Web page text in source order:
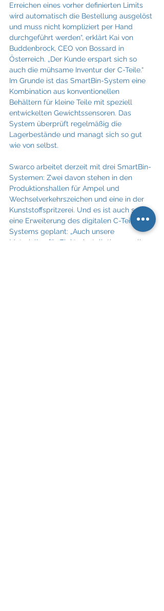
Erreichen eines vorher definierten Limits
wird automatisch die Bestellung ausgelöst
und muss nicht kompliziert per Hand
durchgeführt werden“, erklärt Kai von
Buddenbrock, CEO von Bossard in
Österreich. „Der Kunde erspart sich so
auch die mühsame Inventur der C-Teile.“
Im Grunde ist das SmartBin-System eine
Kombination aus konventionellen
Behältern für kleine Teile mit speziell
entwickelten Gewichtssensoren. Das
System überprüft regelmäßig die
Lagerbestände und managt sich so gut
wie von selbst.
Swarco arbeitet derzeit mit drei SmartBin-
Systemen: Zwei davon stehen in den
Produktionshallen für Ampel und
Wechselverkehrszeichen und eine in der
Kunststoffspritzerei. Und es ist auch schon
eine Erweiterung des digitalen C-Teile-
Systems geplant: „Auch unsere
Materialien für Elektroinstallationen sollen